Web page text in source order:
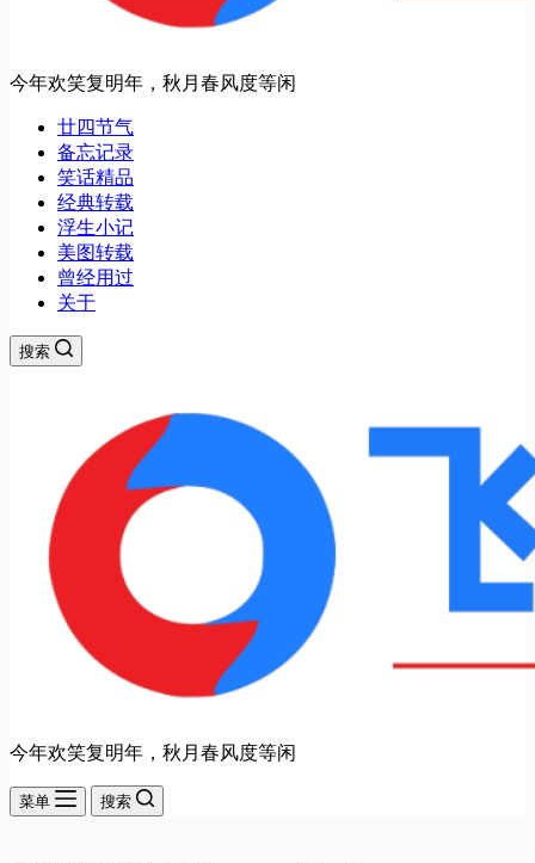
今年欢笑复明年，秋月春风度等闲
廿四节气
备忘记录
笑话精品
经典转载
浮生小记
美图转载
曾经用过
关于
搜索
今年欢笑复明年，秋月春风度等闲
菜单 搜索